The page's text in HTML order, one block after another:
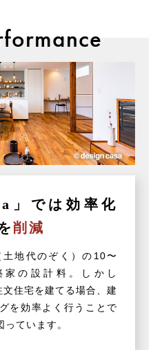
」では 効率化
削減
地代のぞく）の10〜
の設計料。しかし
住宅を建てる場合、建
を効率よく行うことで
ています。